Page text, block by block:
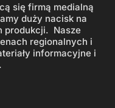
się firmą medialną
duży nacisk na
produkcji. Nasze
regionalnych i
informacyjne i